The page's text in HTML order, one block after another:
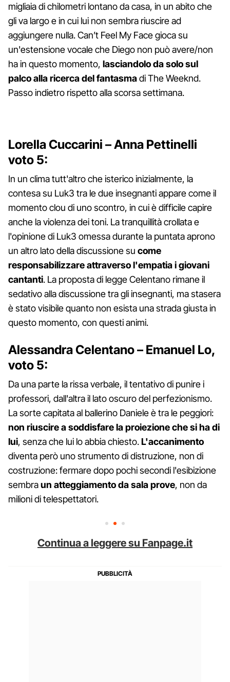
migliaia di chilometri lontano da casa, in un abito che
gli va largo e in cui lui non sembra riuscire ad
aggiungere nulla. Can’t Feel My Face gioca su
un'estensione vocale che Diego non può avere/non
ha in questo momento, lasciandolo da solo sul
palco alla ricerca del fantasmadi The Weeknd.
Passo indietro rispetto alla scorsa settimana.
Lorella Cuccarini – Anna Pettinelli
voto 5:
In un clima tutt'altro che isterico inizialmente, la
contesa su Luk3 tra le due insegnanti appare come il
momento clou di uno scontro, in cui è difficile capire
anche la violenza dei toni. La tranquillità crollata e
l'opinione di Luk3 omessa durante la puntata aprono
un altro lato della discussione su come
responsabilizzare attraverso l'empatia i giovani
cantanti. La proposta di legge Celentano rimane il
sedativo alla discussione tra gli insegnanti, ma stasera
è stato visibile quanto non esista una strada giusta in
questo momento, con questi animi.
Alessandra Celentano – Emanuel Lo,
voto 5:
Da una parte la rissa verbale, il tentativo di punire i
professori, dall'altra il lato oscuro del perfezionismo.
La sorte capitata al ballerino Daniele è tra le peggiori:
non riuscire a soddisfare la proiezione che si ha di
lui, senza che lui lo abbia chiesto.L'accanimento
diventa però uno strumento di distruzione, non di
costruzione: fermare dopo pochi secondi l'esibizione
sembraun atteggiamento da sala prove, non da
milioni di telespettatori.
Continua a leggere su Fanpage.it